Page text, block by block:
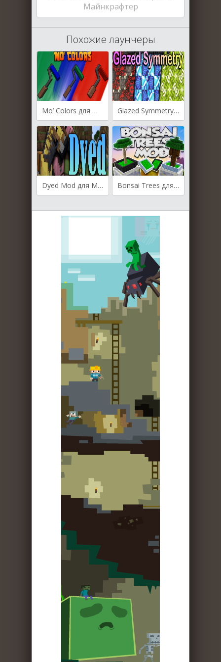
Майнкрафтер
Похожие лаунчеры
Mo’ Colors для Майнкрафт [1.20.1, 1.20, 1.19] Glazed Symmetry для Майнкрафт 1.16.5
Dyed Mod для Майнкрафт [1.19.4, 1.19.3, 1.19.2] Bonsai Trees для Майнкрафт [1.12.2]